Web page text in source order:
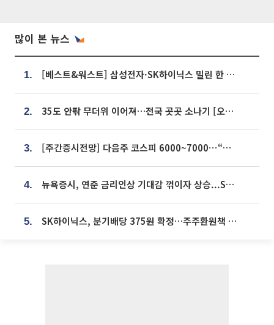
많이 본 뉴스
1. [베스트&워스트] 삼성전자·SK하이닉스 밀린 한 주…상상인증권은 85% 급등
2. 35도 안팎 무더위 이어져…전국 곳곳 소나기 [오늘 날씨]
3. [주간증시전망] 다음주 코스피 6000~7000⋯“外人 수급은 정책이 변수”
4. 뉴욕증시, 연준 금리인상 기대감 꺾이자 상승...S&P500 사상 최고치 [종합]
5. SK하이닉스, 분기배당 375원 확정…주주환원책 9월로 앞당겨 발표